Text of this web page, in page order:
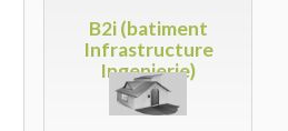
B2i (batiment
Infrastructure
Ingenierie)